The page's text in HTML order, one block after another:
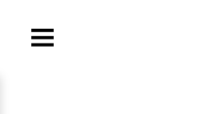
Toggle